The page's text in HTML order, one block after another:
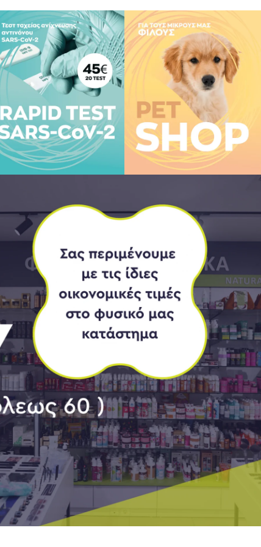
αγωγή ή
δόσης. Να
σε δροσερό και ξηρό
Oxygen Absorbers
καταναλώνεται και
κάθε χρήση.